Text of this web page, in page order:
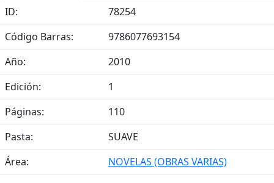
ID:
78254
Código Barras:
9786077693154
Año:
2010
Edición:
1
Páginas:
110
Pasta:
SUAVE
Área:
NOVELAS (OBRAS VARIAS)